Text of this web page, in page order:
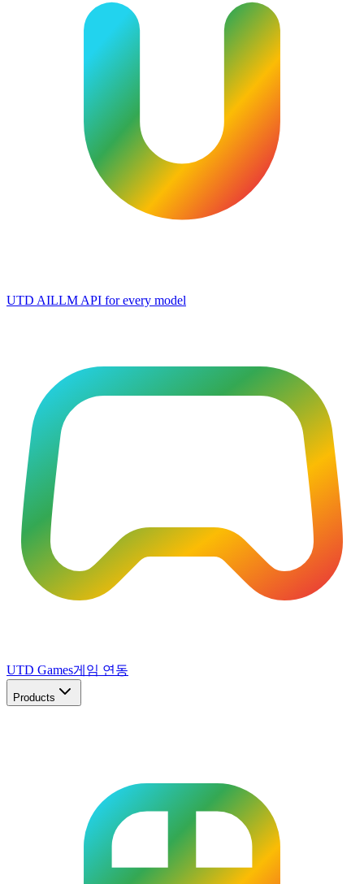
UTD AILLM API for every model
UTD Games게임 연동
Products